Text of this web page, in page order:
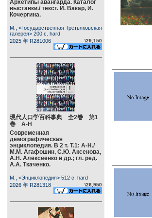
Архетипы авангарда. Каталог
выставки./ текст. И. Вакар, И.
Кочергина.
М., <Государственная Третьяковская
галерея> 200 c. hard
2025 年 R281006
\29,150
現代人口学百科事典 全2巻 第1
巻 А-Н
Современная
демографическая
энциклопедия. В 2 т. Т.1: А-Н./
М.М. Агафошин, С.Ю. Аксенова,
А.Н. Алексеенко и др.; гл. ред.
А.А. Ткаченко.
М., <Энциклопедия> 512 c. hard
2026 年 R281318
\26,950